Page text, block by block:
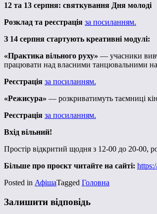
12 та 13 серпня: святкування Дня молоді
Розклад та реєстрація за посиланням.
З 14 серпня стартують креативні модулі:
«Практика вільного руху» — учасники
працювати над власними танцювальними
Реєстрація за посиланням.
«Режисура» — розкриватимуть таємниці
Реєстрація за посиланням.
Вхід вільний!
Простір відкритий щодня з 12-00 до 20-00,
Більше про проєкт читайте на сайті:
Posted in АфішаTagged Головна
Залишити відповідь